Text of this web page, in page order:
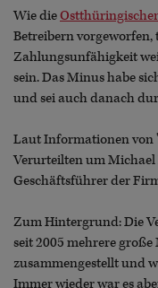
Wie die
Betreibern
Zahlungsunfähigkeit
sein. Das Minus habe
und sei auch danach
Laut Informationen von
Verurteilten um Michael
Geschäftsführer der
Zum Hintergrund: Die
seit 2005 mehrere
zusammengestellt und
Immer wieder war es